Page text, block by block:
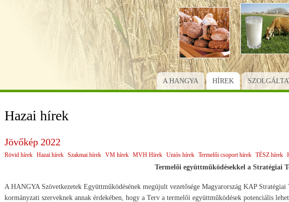
Ugrás
a
tartalomra
A HANGYA HÍREK
Hazai hírek
Jövőkép 2022
Rövid hírek Hazai hírek Szakmai hírek VM hírek MVH Hírek Uniós hírek Termelői csoport hírek TÉSZ hírek
Termelői együttműködésekkel a Stratégiai
A HANGYA Szövetkezetek Együttműködésének megújult vezetősége Magyarország KAP
kormányzati szerveknek annak érdekében, hogy a Terv a termelői együttműködések potenciális